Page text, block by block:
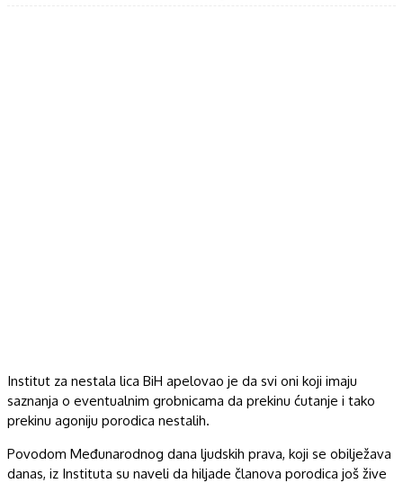
Institut za nestala lica BiH apelovao je da svi oni koji imaju
saznanja o eventualnim grobnicama da prekinu ćutanje i tako
prekinu agoniju porodica nestalih.
Povodom Međunarodnog dana ljudskih prava, koji se obilježava
danas, iz Instituta su naveli da hiljade članova porodica još žive